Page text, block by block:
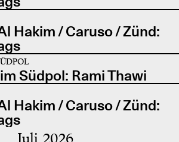
Hakim / Caruso / Zünd:
Südpol: Rami Thawi
Hakim / Caruso / Zünd:
Juli 2026